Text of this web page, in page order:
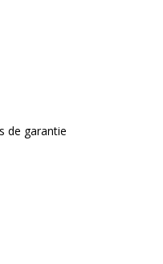
de garantie